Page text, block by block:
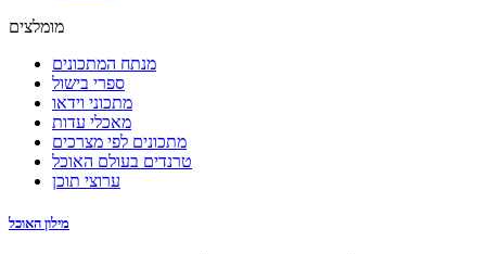
מומלצים
מנתח המתכונים
ספרי בישול
מתכוני וידאו
מאכלי עדות
מתכונים לפי מצרכים
טרנדים בעולם האוכל
ערוצי תוכן
מילון האוכל